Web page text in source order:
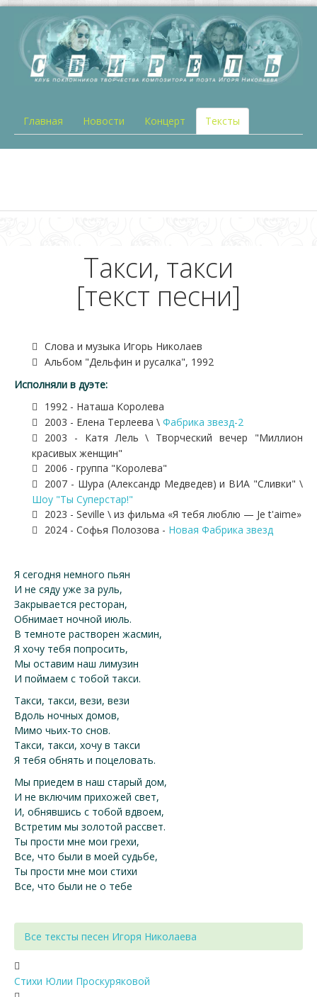
Главная Новости Концерт Тексты
Такси, такси
[текст песни]
Слова и музыка Игорь Николаев
Альбом "Дельфин и русалка", 1992
Исполняли в дуэте:
1992 - Наташа Королева
2003 - Елена Терлеева \ Фабрика звезд-2
2003 - Катя Лель \ Творческий вечер "Миллион
красивых женщин"
2006 - группа "Королева"
2007 - Шура (Александр Медведев) и ВИА "Сливки" \
Шоу "Ты Суперстар!"
2023 - Seville \ из фильма «Я тебя люблю — Je t'aime»
2024 - Софья Полозова - Новая Фабрика звезд
Я сегодня немного пьян
И не сяду уже за руль,
Закрывается ресторан,
Обнимает ночной июль.
В темноте растворен жасмин,
Я хочу тебя попросить,
Мы оставим наш лимузин
И поймаем с тобой такси.
Такси, такси, вези, вези
Вдоль ночных домов,
Мимо чьих-то снов.
Такси, такси, хочу в такси
Я тебя обнять и поцеловать.
Мы приедем в наш старый дом,
И не включим прихожей свет,
И, обнявшись с тобой вдвоем,
Встретим мы золотой рассвет.
Ты прости мне мои грехи,
Все, что были в моей судьбе,
Ты прости мне мои стихи
Все, что были не о тебе
Все тексты песен Игоря Николаева
Стихи Юлии Проскуряковой